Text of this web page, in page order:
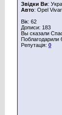
Звідки Ви:
Авто: Opel
Вік: 62
Дописи: 183
Вы сказали
Поблагодарили
Репутація: 0